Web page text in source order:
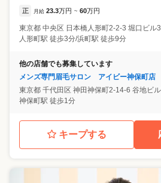
正 月給 23.3万円 ~ 60万円
東京都 中央区 日本橋人形町2-2-3 堀口ビル
人形町駅 徒歩3分/浜町駅 徒歩9分
他の店舗でも募集しています
メンズ専門眉毛サロン アイビー神保町店
東京都 千代田区 神田神保町2-14-6 谷地ビ
神保町駅 徒歩1分
キープする